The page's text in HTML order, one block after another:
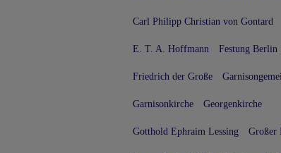
Carl Philipp Christian von Gontard
E. T. A. Hoffmann Festung Berlin
Friedrich der Große
Garnisonkirche Georgenkirche
Gotthold Ephraim Lessing Großer